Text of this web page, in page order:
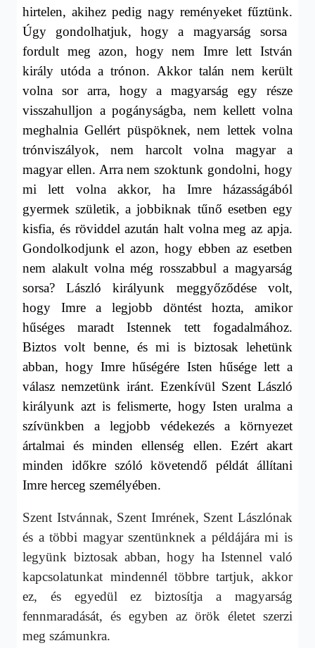
hirtelen, akihez pedig nagy reményeket fűztünk.
Úgy gondolhatjuk, hogy a magyarság sorsa
fordult meg azon, hogy nem Imre lett István
király utóda a trónon. Akkor talán nem került
volna sor arra, hogy a magyarság egy része
visszahulljon a pogányságba, nem kellett volna
meghalnia Gellért püspöknek, nem lettek volna
trónviszályok, nem harcolt volna magyar a
magyar ellen. Arra nem szoktunk gondolni, hogy
mi lett volna akkor, ha Imre házasságából
gyermek születik, a jobbiknak tűnő esetben egy
kisfia, és röviddel azután halt volna meg az apja.
Gondolkodjunk el azon, hogy ebben az esetben
nem alakult volna még rosszabbul a magyarság
sorsa? László királyunk meggyőződése volt,
hogy Imre a legjobb döntést hozta, amikor
hűséges maradt Istennek tett fogadalmához.
Biztos volt benne, és mi is biztosak lehetünk
abban, hogy Imre hűségére Isten hűsége lett a
válasz nemzetünk iránt. Ezenkívül Szent László
királyunk azt is felismerte, hogy Isten uralma a
szívünkben a legjobb védekezés a környezet
ártalmai és minden ellenség ellen. Ezért akart
minden időkre szóló követendő példát állítani
Imre herceg személyében.
Szent Istvánnak, Szent Imrének, Szent Lászlónak
és a többi magyar szentünknek a példájára mi is
legyünk biztosak abban, hogy ha Istennel való
kapcsolatunkat mindennél többre tartjuk, akkor
ez, és egyedül ez biztosítja a magyarság
fennmaradását, és egyben az örök életet szerzi
meg számunkra.